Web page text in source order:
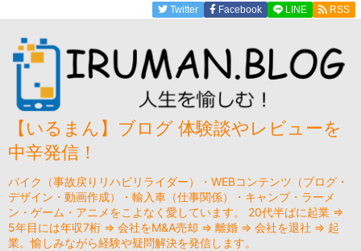
【いるまん】ブログ 体験談やレビューを
中辛発信！
バイク（事故戻りリハビリライダー）・WEBコンテンツ（ブログ・
デザイン・動画作成）・輸入車（仕事関係）・キャンプ・ラーメ
ン・ゲーム・アニメをこよなく愛しています。 20代半ばに起業 ⇒
5年目には年収7桁 ⇒ 会社をM&A売却 ⇒ 離婚 ⇒ 会社を退社 ⇒ 起
業。愉しみながら経験や疑問解決を発信します。
Twitter Facebook LINE RSS